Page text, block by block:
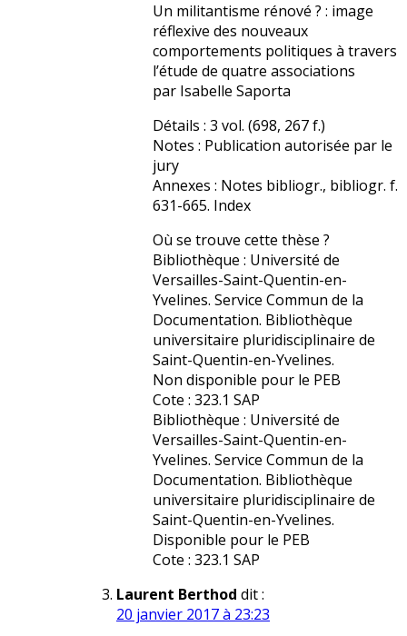
Un militantisme rénové ? : image
réflexive des nouveaux
comportements politiques à travers
l’étude de quatre associations
par Isabelle Saporta
Détails : 3 vol. (698, 267 f.)
Notes : Publication autorisée par le
jury
Annexes : Notes bibliogr., bibliogr. f.
631-665. Index
Où se trouve cette thèse ?
Bibliothèque : Université de
Versailles-Saint-Quentin-en-
Yvelines. Service Commun de la
Documentation. Bibliothèque
universitaire pluridisciplinaire de
Saint-Quentin-en-Yvelines.
Non disponible pour le PEB
Cote : 323.1 SAP
Bibliothèque : Université de
Versailles-Saint-Quentin-en-
Yvelines. Service Commun de la
Documentation. Bibliothèque
universitaire pluridisciplinaire de
Saint-Quentin-en-Yvelines.
Disponible pour le PEB
Cote : 323.1 SAP
Laurent Berthod dit :
20 janvier 2017 à 23:23